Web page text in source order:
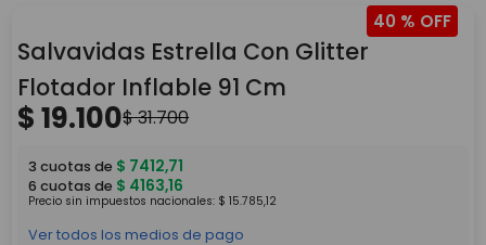
4.
monopatin
5 . toy story
40 %
Salvavidas Estrella Con Glitter
Flotador Inflable 91 Cm
$19.100$31.700
3 cuotas de $ 7412,71
6 cuotas de $ 4163,16
Precio sin impuestos nacionales: $ 15.785,12
Ver todos los medios de pago